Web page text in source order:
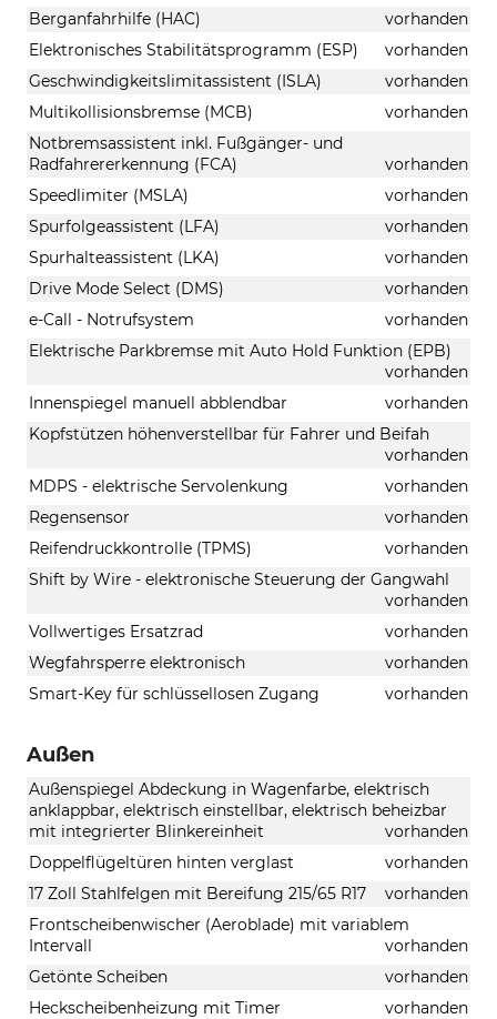
Berganfahrhilfe (HAC)
vorhanden
Elektronisches Stabilitätsprogramm (ESP)
vorhanden
Geschwindigkeitslimitassistent (ISLA)
vorhanden
Multikollisionsbremse (MCB)
vorhanden
Notbremsassistent inkl. Fußgänger- und
Radfahrererkennung (FCA)
vorhanden
Speedlimiter (MSLA)
vorhanden
Spurfolgeassistent (LFA)
vorhanden
Spurhalteassistent (LKA)
vorhanden
Drive Mode Select (DMS)
vorhanden
e-Call - Notrufsystem
vorhanden
Elektrische Parkbremse mit Auto Hold Funktion (EPB)
vorhanden
Innenspiegel manuell abblendbar
vorhanden
Kopfstützen höhenverstellbar für Fahrer und Beifah
vorhanden
MDPS - elektrische Servolenkung
vorhanden
Regensensor
vorhanden
Reifendruckkontrolle (TPMS)
vorhanden
Shift by Wire - elektronische Steuerung der Gangwahl
vorhanden
Vollwertiges Ersatzrad
vorhanden
Wegfahrsperre elektronisch
vorhanden
Smart-Key für schlüssellosen Zugang
vorhanden
Außen
Außenspiegel Abdeckung in Wagenfarbe, elektrisch
anklappbar, elektrisch einstellbar, elektrisch beheizbar
mit integrierter Blinkereinheit
vorhanden
Doppelflügeltüren hinten verglast
vorhanden
17 Zoll Stahlfelgen mit Bereifung 215/65 R17
vorhanden
Frontscheibenwischer (Aeroblade) mit variablem
Intervall
vorhanden
Getönte Scheiben
vorhanden
Heckscheibenheizung mit Timer
vorhanden